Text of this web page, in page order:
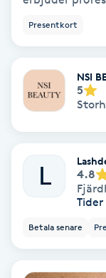
Babylights
Balayage
Barber
Barnklippning
BIAB
Presentkort
NSI
5
L 4.8
Tider
Betala senare